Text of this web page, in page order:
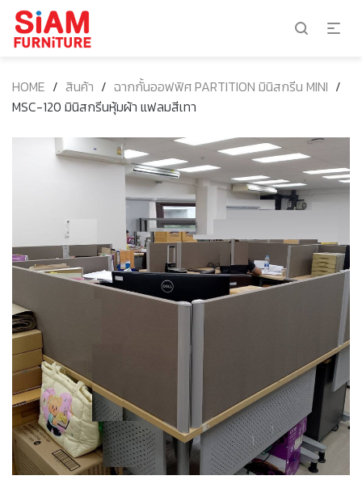
HOME / สินค้า / ฉากกั้นออฟฟิศ PARTITION มินิสกรีน MINI /
MSC-120 มินิสกรีนหุ้มผ้า แฟลมสีเทา